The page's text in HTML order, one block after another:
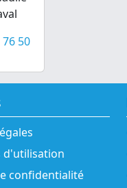
50
d'utilisation
confidentialité